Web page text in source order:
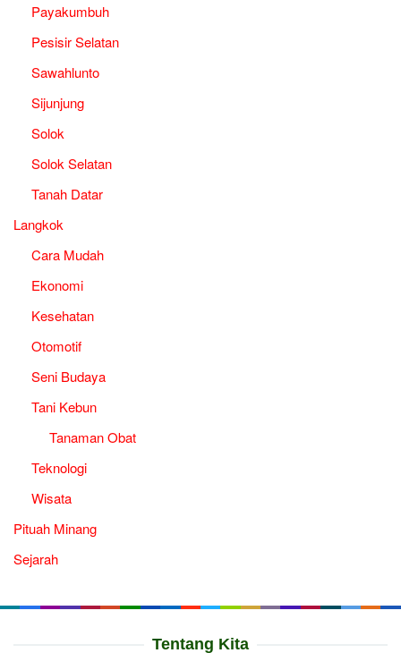
Payakumbuh
Pesisir Selatan
Sawahlunto
Sijunjung
Solok
Solok Selatan
Tanah Datar
Langkok
Cara Mudah
Ekonomi
Kesehatan
Otomotif
Seni Budaya
Tani Kebun
Tanaman Obat
Teknologi
Wisata
Pituah Minang
Sejarah
Tentang Kita